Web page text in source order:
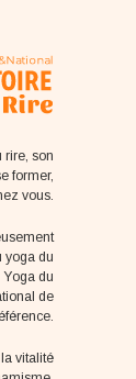
rire, son
former,
vous.
yoga du
Yoga du
de
vitalité